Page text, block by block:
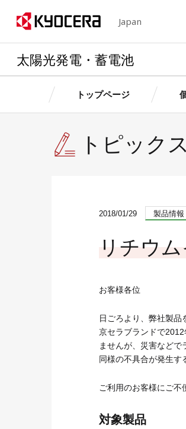
Japan
太陽光発電・蓄電池
トップページ
個人のお客さま
個人のお客さまトップへ
法人のお客さま
法人のお客さまトップへ
京セラの想い・特長
京セラの想い・特長トップ
個人のお客さま
簡単シミュレーション
トピックス
2018/01/29 製品情報
リチウ
お客様各位
日ごろより、弊社製品
京セラブランドで
ませんが、災害など
同様の不具合が発生す
ご利用のお客様にご不
対象製品